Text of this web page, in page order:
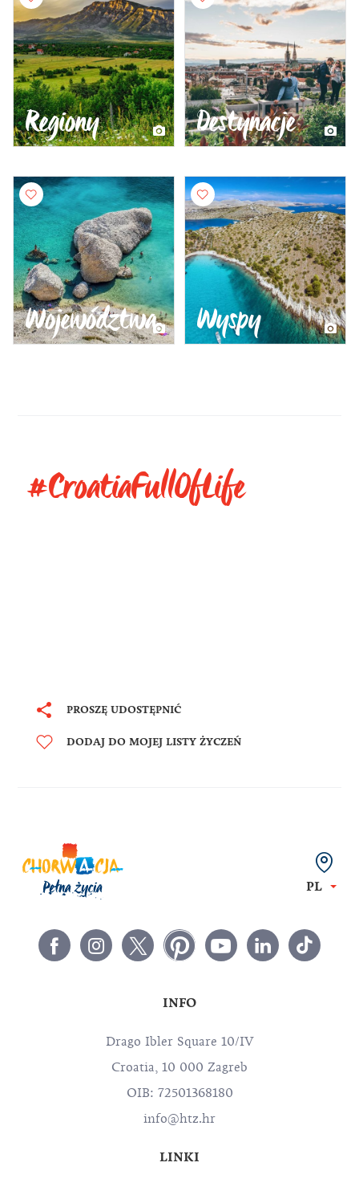
Regiony Destynacje
Województwa Wyspy
#CroatiaFullOfLife
PROSZĘ UDOSTĘPNIĆ
DODAJ DO MOJEJ LISTY ŻYCZEŃ
PL
INFO
Drago Ibler Square 10/IV
Croatia, 10 000 Zagreb
OIB: 72501368180
info@htz.hr
LINKI